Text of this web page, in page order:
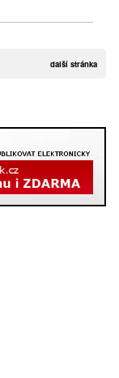
další stránka